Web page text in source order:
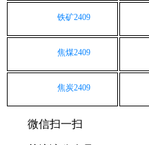
铁矿2409
焦煤2409
焦炭2409
微信扫一扫